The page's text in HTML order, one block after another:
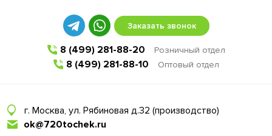
Заказать звонок
8 (499) 281-88-20 Розничный отдел
8 (499) 281-88-10 Оптовый отдел
г. Москва, ул. Рябиновая д.32 (производство)
ok@720tochek.ru